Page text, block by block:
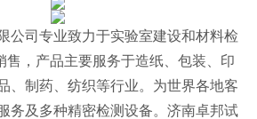
公司专业致力于实验室建设和材料检
售，产品主要服务于造纸、包装、印
、制药、纺织等行业。为世界各地客
务及多种精密检测设备。济南卓邦试